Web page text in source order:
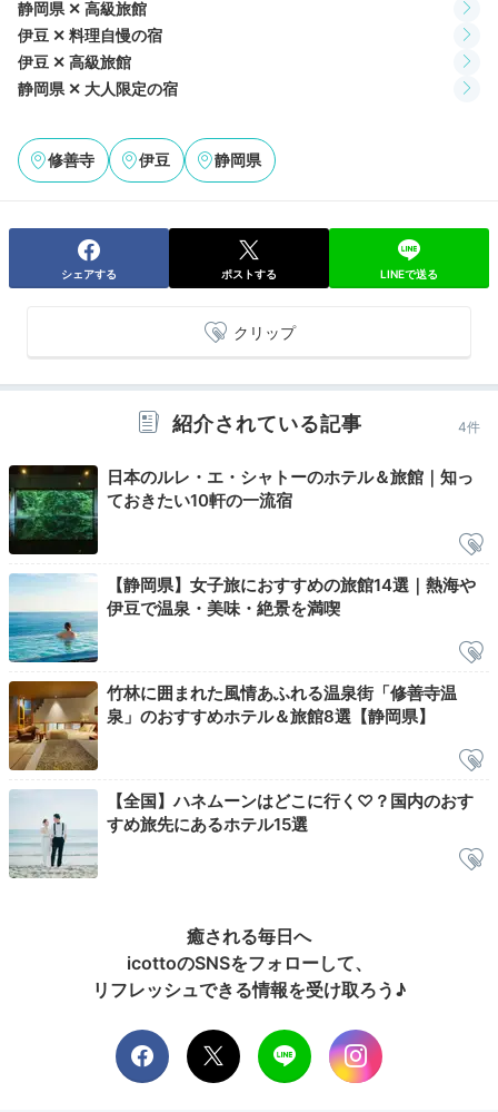
地の物を活かした大変美味しい料理でした。季節ごとの
名物もあるけれど、今回はコロナ禍の為、天城しゃも鍋
はありませんでしたが穴子黒米寿しは健在。
Relax
21:30
極上のご褒美
極上の眠りを自分へのご褒美にいかが？「ひととき
Spa（スパ）」で疲労回復のマッサージやエステを体験
してみませんか。就寝前にお部屋に手配することもでき
ますよ。
amira__0811
チェックイン時に寝る前のマッサージ予約を済ませまし
た。旅館のマッサージは当たり外れがあるけれど、あさ
静岡県 ✕ 高級旅館
伊豆 ✕ 料理自慢の宿
伊豆 ✕ 高級旅館
静岡県 ✕ 大人限定の宿
修善寺 伊豆 静岡県
シェアする ポストする LINEで送る
クリップ
紹介されている記事 4件
日本のルレ・エ・シャトーのホテル＆旅館｜知っ
ておきたい10軒の一流宿
【静岡県】女子旅におすすめの旅館14選｜熱海や
伊豆で温泉・美味・絶景を満喫
竹林に囲まれた風情あふれる温泉街「修善寺温
泉」のおすすめホテル＆旅館8選【静岡県】
【全国】ハネムーンはどこに行く♡？国内のおす
すめ旅先にあるホテル15選
癒される毎日へ
icottoのSNSをフォローして、
リフレッシュできる情報を受け取ろう♪